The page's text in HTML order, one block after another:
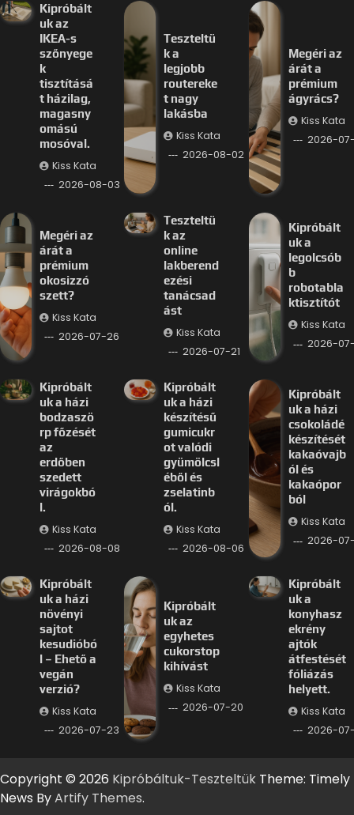
Kipróbált
uk az
IKEA-s
szőnyege
k
tisztításá
t házilag,
magasny
omású
mosóval.
Kiss Kata
2026-08-03
Teszteltü
k a
legjobb
routereke
t nagy
lakásba
Kiss Kata
2026-08-02
Megéri az
árát a
prémium
ágyrács?
Kiss Kata
2026-
Megéri az
árát a
prémium
okosizzó
szett?
Kiss Kata
2026-07-26
Teszteltü
k az
online
lakberend
ezési
tanácsad
ást
Kiss Kata
2026-07-21
Kipróbált
uk a
legolcsób
b
robotabla
ktisztítót
Kiss Kata
2026-
Kipróbált
uk a házi
bodzaszö
rp főzését
az
erdőben
szedett
virágokbó
l.
Kiss Kata
2026-08-08
Kipróbált
uk a házi
készítésű
gumicukr
ot valódi
gyümölcsl
éből és
zselatinb
ól.
Kiss Kata
2026-08-06
Kipróbált
uk a házi
csokoládé
készítését
kakaóvajb
ól és
kakaópor
ból
Kiss Kata
2026-
Kipróbált
uk a házi
növényi
sajtot
kesudióbó
l – Ehető a
vegán
verzió?
Kiss Kata
2026-07-23
Kipróbált
uk az
egyhetes
cukorstop
kihívást
Kiss Kata
2026-07-20
Kipróbált
uk a
konyhasz
ekrény
ajtók
átfestését
fóliázás
helyett.
Kiss Kata
2026-
Copyright © 2026 Kipróbáltuk-Teszteltük Theme: Timely
News ByArtify Themes.